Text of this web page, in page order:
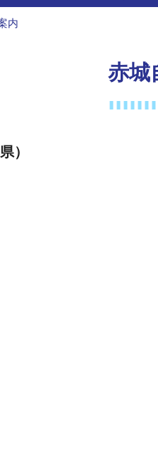
2026年8月の
内
赤城
）